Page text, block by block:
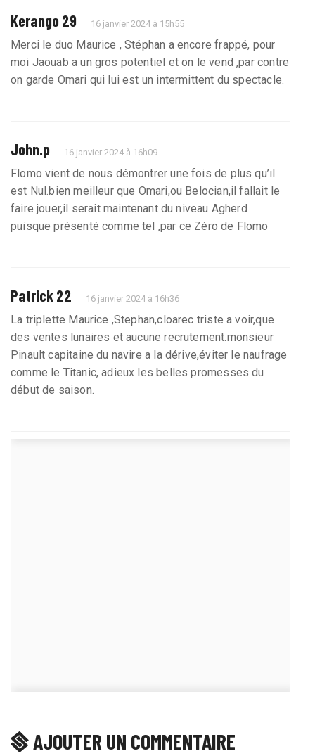
Kerango 29 16 janvier 2024 à 15h55
Merci le duo Maurice , Stéphan a encore frappé, pour
moi Jaouab a un gros potentiel et on le vend ,par contre
on garde Omari qui lui est un intermittent du spectacle.
John.p 16 janvier 2024 à 16h09
Flomo vient de nous démontrer une fois de plus qu’il
est Nul.bien meilleur que Omari,ou Belocian,il fallait le
faire jouer,il serait maintenant du niveau Agherd
puisque présenté comme tel ,par ce Zéro de Flomo
Patrick 22 16 janvier 2024 à 16h36
La triplette Maurice ,Stephan,cloarec triste a voir,que
des ventes lunaires et aucune recrutement.monsieur
Pinault capitaine du navire a la dérive,éviter le naufrage
comme le Titanic, adieux les belles promesses du
début de saison.
AJOUTER UN COMMENTAIRE